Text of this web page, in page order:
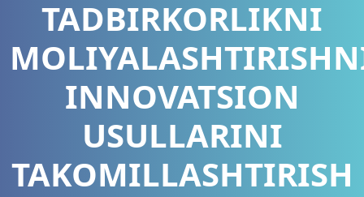
TADBIRKORLIKNI
INNOVATSION
USULLARINI
TAKOMILLASHTIRISH